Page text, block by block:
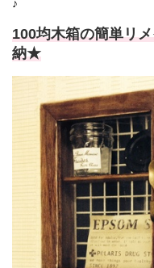
♪
100均木箱の簡単リ
納★